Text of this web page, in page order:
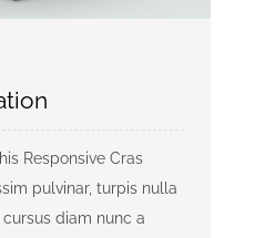
Responsive Cras
pulvinar, turpis nulla
diam nunc a